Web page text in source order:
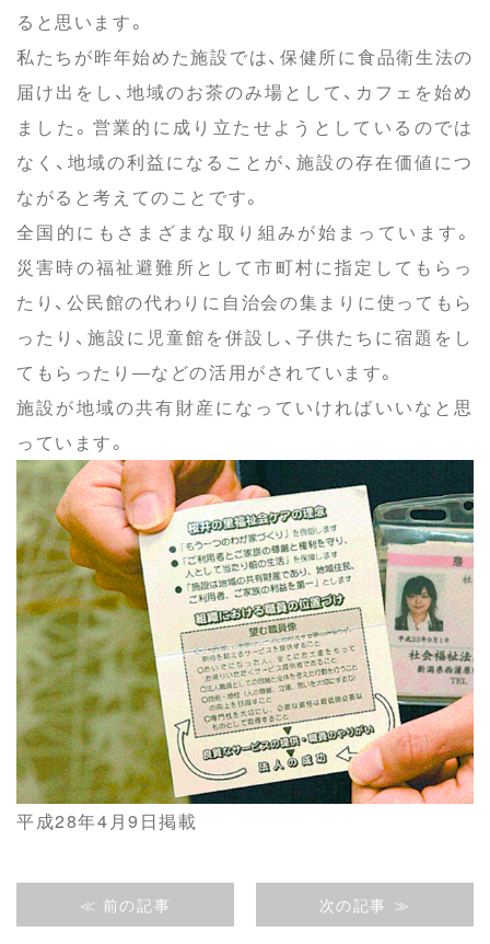
ると思います。
私たちが昨年始めた施設では、保健所に食品衛生法の
届け出をし、地域のお茶のみ場として、カフェを始め
ました。営業的に成り立たせようとしているのでは
なく、地域の利益になることが、施設の存在価値につ
ながると考えてのことです。
全国的にもさまざまな取り組みが始まっています。
災害時の福祉避難所として市町村に指定してもらっ
たり、公民館の代わりに自治会の集まりに使ってもら
ったり、施設に児童館を併設し、子供たちに宿題をし
てもらったり―などの活用がされています。
施設が地域の共有財産になっていければいいなと思
っています。
平成28年4月9日掲載
≪ 前の記事 次の記事 ≫